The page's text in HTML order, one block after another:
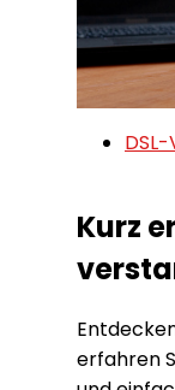
Kurz
erfahren